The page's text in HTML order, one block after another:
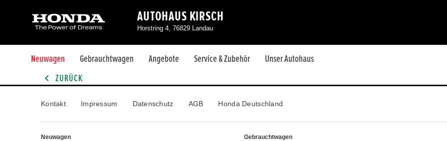
AUTOHAUS KIRSCH
Horstring 4, 76829 Landau
Neuwagen Gebrauchtwagen Angebote Service & Zubehör Unser Autohaus
ZURÜCK
Kontakt Impressum Datenschutz AGB Honda Deutschland
Neuwagen
Gebrauchtwagen